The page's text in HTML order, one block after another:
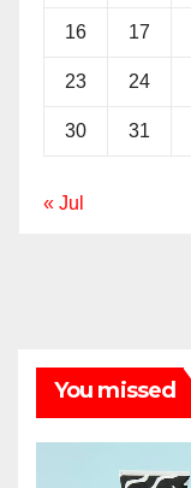
16 17
23 24
30 31
« Jul
You missed